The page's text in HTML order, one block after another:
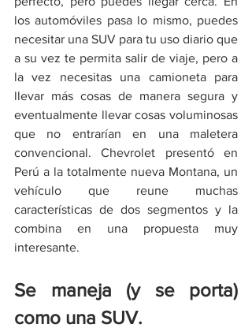
los automóviles pasa lo mismo, puedes
necesitar una SUV para tu uso diario que
a su vez te permita salir de viaje, pero a
la vez necesitas una camioneta para
llevar más cosas de manera segura y
eventualmente llevar cosas voluminosas
que no entrarían en una maletera
convencional. Chevrolet presentó en
Perú a la totalmente nueva Montana, un
vehículo que reune muchas
características de dos segmentos y la
combina en una propuesta muy
interesante.
Se maneja (y se porta)
como una SUV.